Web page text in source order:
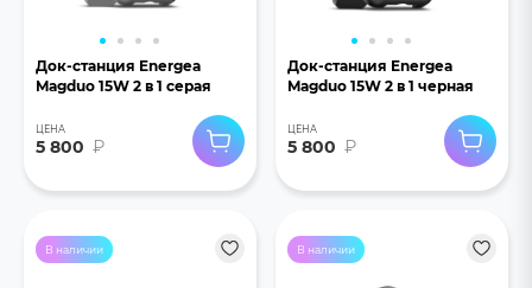
Док-станция Energea
Magduo 15W 2 в 1 серая
ЦЕНА
5 800 ₽
Док-станция Energea
Magduo 15W 2 в 1 черная
ЦЕНА
5 800 ₽
В наличии В наличии